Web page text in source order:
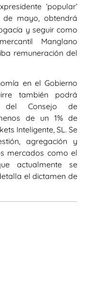
‘popular’
mayo, obtendrá
y seguir como
Manglano
remuneración del
en el Gobierno
también podrá
del Consejo de
de un 1% de
Inteligente, SL. Se
agregación y
mercados como el
actualmente se
el dictamen de